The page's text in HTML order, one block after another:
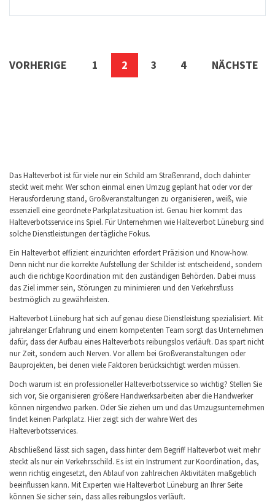
Seitennummerierung
VORHERIGE 1 2 3 4 NÄCHSTE
Das Halteverbot ist für viele nur ein Schild am Straßenrand, doch dahinter
steckt weit mehr. Wer schon einmal einen Umzug geplant hat oder vor der
Herausforderung stand, Großveranstaltungen zu organisieren, weiß, wie
essenziell eine geordnete Parkplatzsituation ist. Genau hier kommt das
Halteverbotsservice ins Spiel. Für Unternehmen wie Halteverbot Lüneburg sind
solche Dienstleistungen der tägliche Fokus.
Ein Halteverbot effizient einzurichten erfordert Präzision und Know-how.
Denn nicht nur die korrekte Aufstellung der Schilder ist entscheidend, sondern
auch die richtige Koordination mit den zuständigen Behörden. Dabei muss
das Ziel immer sein, Störungen zu minimieren und den Verkehrsfluss
bestmöglich zu gewährleisten.
Halteverbot Lüneburg hat sich auf genau diese Dienstleistung spezialisiert. Mit
jahrelanger Erfahrung und einem kompetenten Team sorgt das Unternehmen
dafür, dass der Aufbau eines Halteverbots reibungslos verläuft. Das spart nicht
nur Zeit, sondern auch Nerven. Vor allem bei Großveranstaltungen oder
Bauprojekten, bei denen viele Faktoren berücksichtigt werden müssen.
Doch warum ist ein professioneller Halteverbotsservice so wichtig? Stellen Sie
sich vor, Sie organisieren größere Handwerksarbeiten aber die Handwerker
können nirgendwo parken. Oder Sie ziehen um und das Umzugsunternehmen
findet keinen Parkplatz. Hier zeigt sich der wahre Wert des
Halteverbotsservices.
Abschließend lässt sich sagen, dass hinter dem Begriff Halteverbot weit mehr
steckt als nur ein Verkehrsschild. Es ist ein Instrument zur Koordination, das,
wenn richtig eingesetzt, den Ablauf von zahlreichen Aktivitäten maßgeblich
beeinflussen kann. Mit Experten wie Halteverbot Lüneburg an Ihrer Seite
können Sie sicher sein, dass alles reibungslos verläuft.